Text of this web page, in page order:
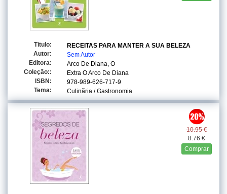
Titulo:
RECEITAS PARA MANTER A SUA BELEZA
Autor:
Sem Autor
Editora:
Arco De Diana, O
Coleção::
Extra O Arco De Diana
ISBN:
978-989-626-717-9
Tema:
Culinãria / Gastronomia
10.95 €
8.76 €
Comprar